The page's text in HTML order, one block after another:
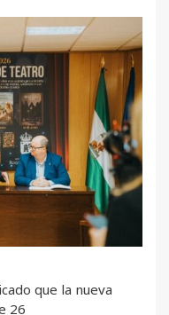
que la nueva
26